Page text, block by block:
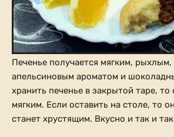
Печенье получается мягким,
апельсиновым ароматом и
хранить печенье в закрытой таре, то
мягким. Если оставить на столе, то
станет хрустящим. Вкусно и так и